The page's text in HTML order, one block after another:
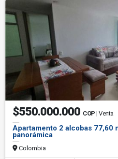
$550.000.000 COP | Venta
Apartamento 2 alcobas 77,60
panorámica
Colombia